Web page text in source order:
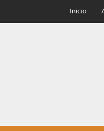
Inicio